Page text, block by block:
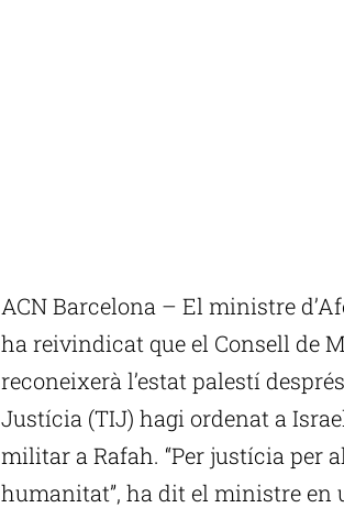
ACN Barcelona – El ministre
ha reivindicat que el Consell de
reconeixerà l’estat palestí
Justícia (TIJ) hagi ordenat a
militar a Rafah. “Per justícia per
humanitat”, ha dit el ministre en